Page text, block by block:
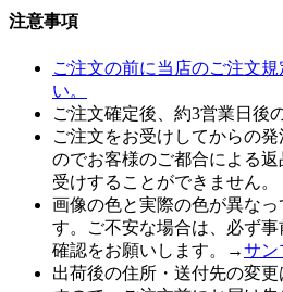
注意事項
ご注文の前に当店のご注文
い。
ご注文確定後、約3営業日後
ご注文をお受けしてからの
のでお客様のご都合による
受けすることができません。
画像の色と実際の色が異な
す。ご不安な場合は、必ず
確認をお願いします。→サン
出荷後の住所・送付先の変